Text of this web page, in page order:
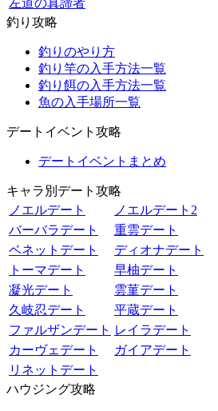
左道の真諦者
釣り攻略
釣りのやり方
釣り竿の入手方法一覧
釣り餌の入手方法一覧
魚の入手場所一覧
デートイベント攻略
デートイベントまとめ
キャラ別デート攻略
ノエルデート
ノエルデート2
バーバラデート
重雲デート
ベネットデート
ディオナデート
トーマデート
早柚デート
凝光デート
雲菫デート
久岐忍デート
平蔵デート
ファルザンデート レイラデート
カーヴェデート
ガイアデート
リネットデート
ハウジング攻略